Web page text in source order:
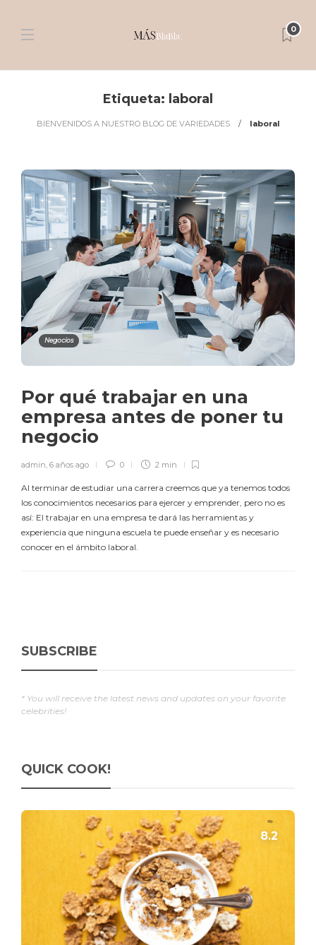
0
Etiqueta: laboral
BIENVENIDOS A NUESTRO BLOG DE VARIEDADES laboral
Negocios
Por qué trabajar en una
empresa antes de poner tu
negocio
admin, 6 años ago 0 2 min
Al terminar de estudiar una carrera creemos que ya tenemos todos
los conocimientos necesarios para ejercer y emprender, pero no es
así: El trabajar en una empresa te dará las herramientas y
experiencia que ninguna escuela te puede enseñar y es necesario
conocer en el ámbito laboral.
SUBSCRIBE
* You will receive the latest news and updates on your favorite
celebrities!
QUICK COOK!